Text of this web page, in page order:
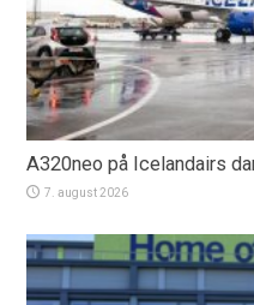
A320neo på Icelandairs
7. august 2026